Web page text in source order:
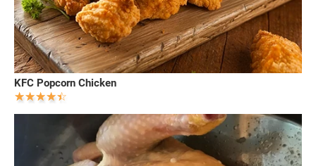
KFC Popcorn Chicken